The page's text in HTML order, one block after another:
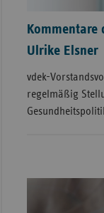
Kommentare
Ulrike Elsner
vdek-
regelmäßig